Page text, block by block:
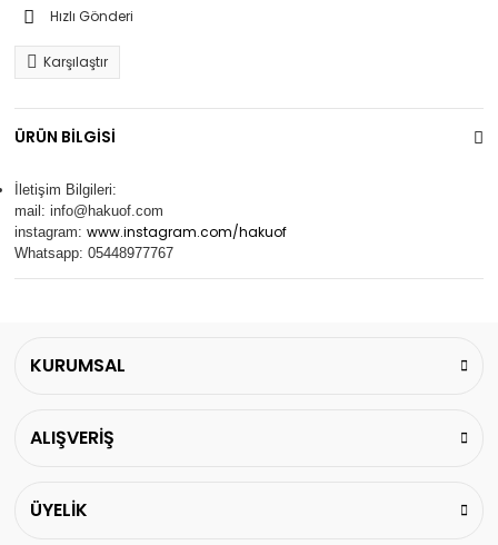
Hızlı Gönderi
Karşılaştır
ÜRÜN BİLGİSİ
İletişim Bilgileri:
mail: info@hakuof.com
instagram: www.instagram.com/hakuof
Whatsapp: 05448977767
KURUMSAL
ALIŞVERİŞ
ÜYELİK